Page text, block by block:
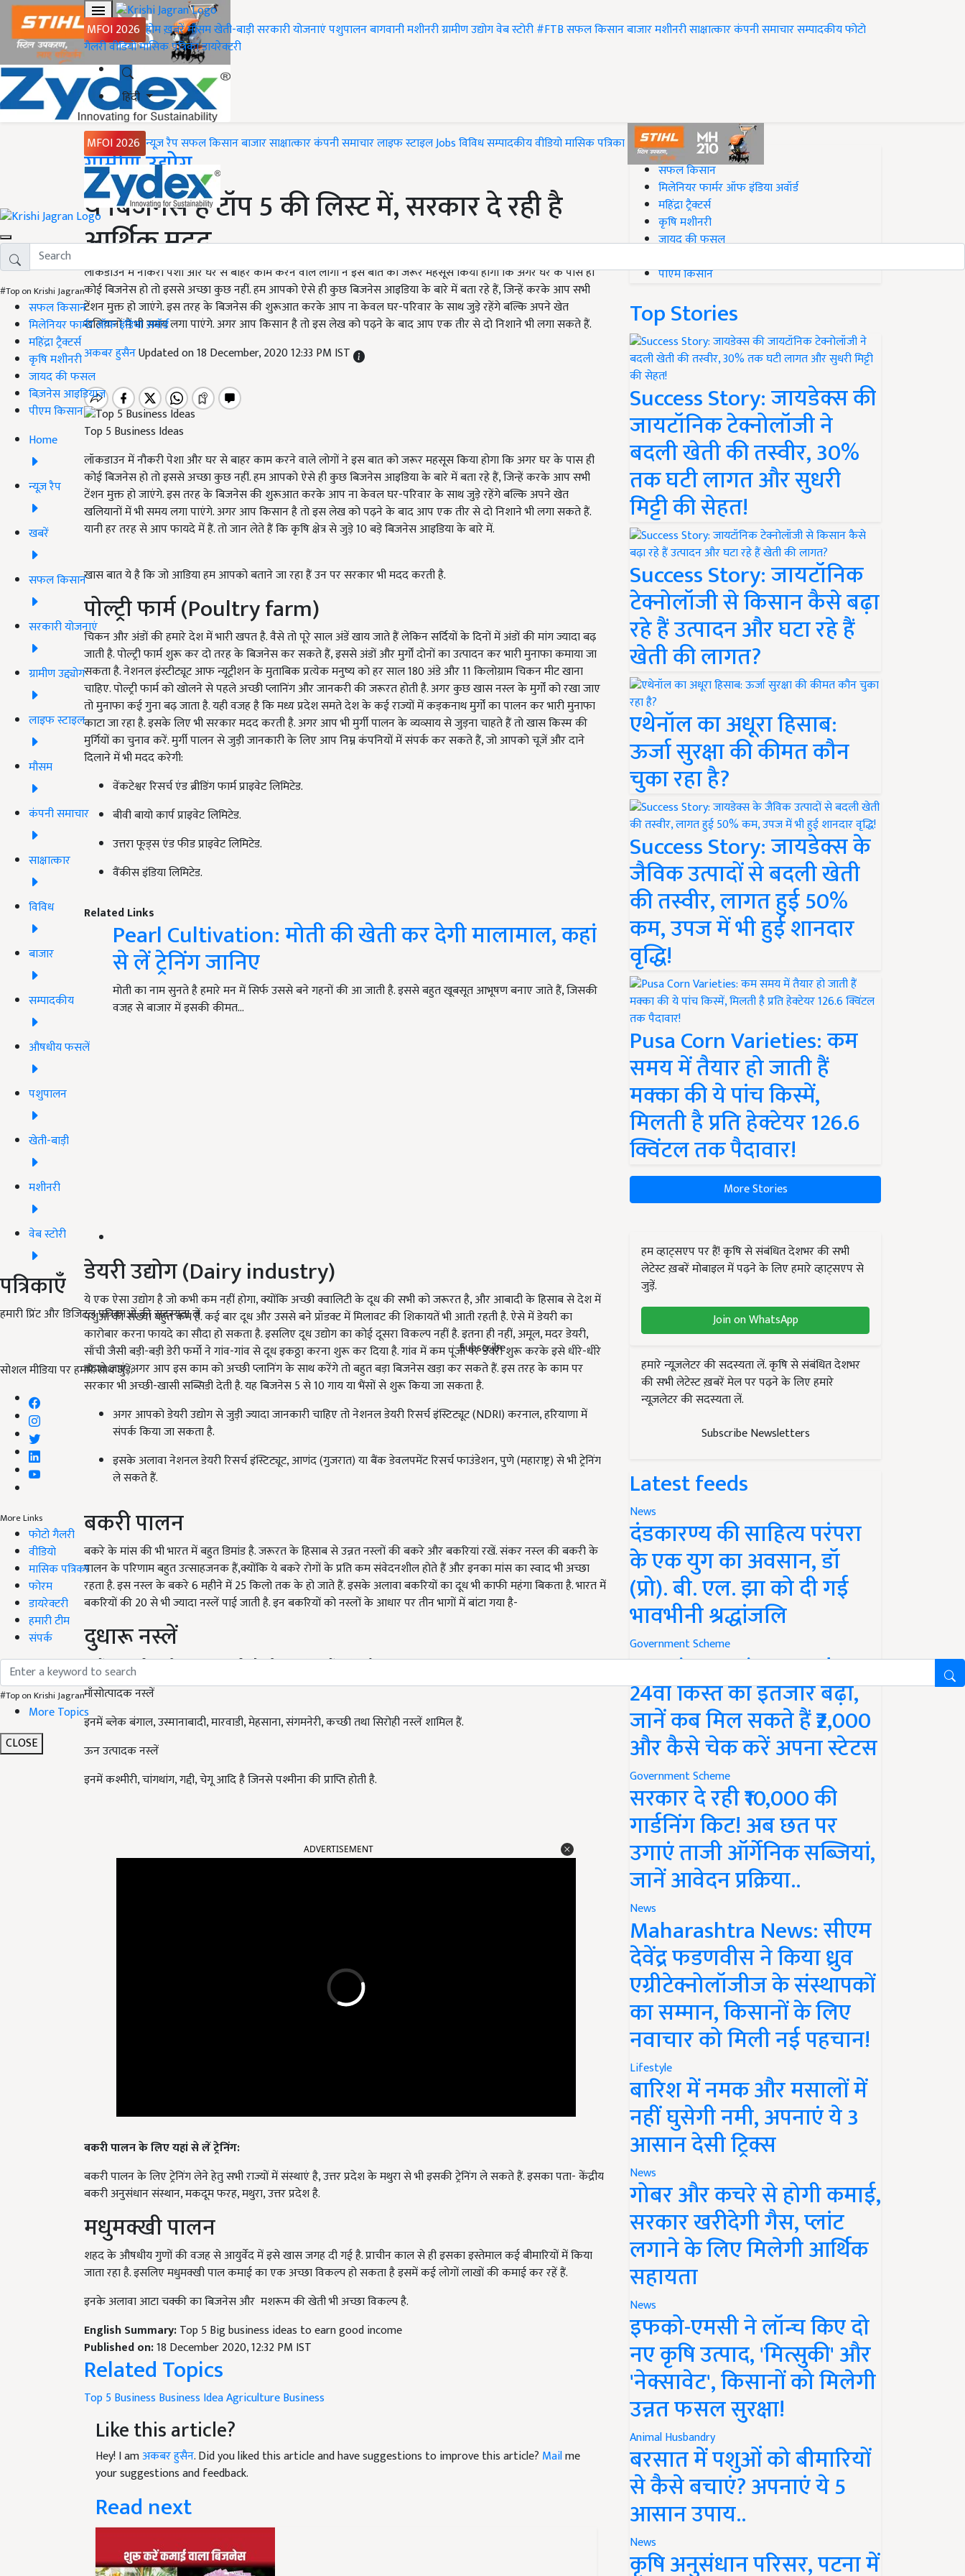
MFOI 2026 होमख़बरेंमौसमखेती-बाड़ीसरकारी योजनाएंपशुपालनबागवानीमशीनरीग्रामीण उद्योगवेब स्टोरी#FTBसफल किसानबाजारमशीनरीसाक्षात्कारकंपनी समाचारसम्पादकीयफोटो
गैलरीवीडियोमासिक पत्रिकाडायरेक्टरी
हिंदी
MFOI 2026 न्यूज़ रैपसफल किसानबाजारसाक्षात्कारकंपनी समाचारलाइफ स्टाइलJobsविविधसम्पादकीयवीडियोमासिक पत्रिका
#Top on Krishi Jagran
सफल किसान
मिलेनियर फार्मर ऑफ इंडिया अवॉर्ड
महिंद्रा ट्रैक्टर्स
कृषि मशीनरी
जायद की फसल
बिज़नेस आइडियाज
पीएम किसान
Home
न्यूज़ रैप
खबरें
सफल किसान
सरकारी योजनाएं
ग्रामीण उद्द्योग
लाइफ स्टाइल
मौसम
कंपनी समाचार
साक्षात्कार
विविध
बाजार
सम्पादकीय
औषधीय फसलें
पशुपालन
खेती-बाड़ी
मशीनरी
वेब स्टोरी
पत्रिकाएँ
हमारी प्रिंट और डिजिटल पत्रिकाओं की सदस्यता लें
Subscribe
सोशल मीडिया पर हमारे साथ जुड़ें:
More Links
फोटो गैलरी
वीडियो
मासिक पत्रिका
फोरम
डायरेक्टरी
हमारी टीम
संपर्क
#Top on Krishi Jagran
More Topics
CLOSE
Home
ग्रामीण उद्योग
ये बिजनेस हैं टॉप 5 की लिस्ट में, सरकार दे रही है
आर्थिक मदद
लॉकडाउन में नौकरी पेशा और घर से बाहर काम करने वाले लोगों ने इस बात को जरूर महसूस किया होगा कि अगर घर के पास ही
कोई बिजनेस हो तो इससे अच्छा कुछ नहीं. हम आपको ऐसे ही कुछ बिजनेस आइडिया के बारे में बता रहे हैं, जिन्हें करके आप सभी
टेंशन मुक्त हो जाएंगे. इस तरह के बिजनेस की शुरूआत करके आप ना केवल घर-परिवार के साथ जुड़े रहेंगे बल्कि अपने खेत
खलियानों में भी समय लगा पाएंगे. अगर आप किसान है तो इस लेख को पढ़ने के बाद आप एक तीर से दो निशाने भी लगा सकते हैं.
अकबर हुसैनUpdated on 18 December, 2020 12:33 PM IST
Top 5 Business Ideas
लॉकडाउन में नौकरी पेशा और घर से बाहर काम करने वाले लोगों ने इस बात को जरूर महसूस किया होगा कि अगर घर के पास ही
कोई बिजनेस हो तो इससे अच्छा कुछ नहीं. हम आपको ऐसे ही कुछ बिजनेस आइडिया के बारे में बता रहे हैं, जिन्हें करके आप सभी
टेंशन मुक्त हो जाएंगे. इस तरह के बिजनेस की शुरूआत करके आप ना केवल घर-परिवार के साथ जुड़े रहेंगे बल्कि अपने खेत
खलियानों में भी समय लगा पाएंगे. अगर आप किसान है तो इस लेख को पढ़ने के बाद आप एक तीर से दो निशाने भी लगा सकते हैं.
यानी हर तरह से आप फायदे में हैं. तो जान लेते हैं कि कृषि क्षेत्र से जुड़े 10 बड़े बिजनेस आइडिया के बारे में.
खास बात ये है कि जो आडिया हम आपको बताने जा रहा हैं उन पर सरकार भी मदद करती है.
पोल्ट्री फार्म (Poultry farm)
चिकन और अंडों की हमारे देश में भारी खपत है. वैसे तो पूरे साल अंडें खाय जाते हैं लेकिन सर्दियों के दिनों में अंडों की मांग ज्यादा बढ़
जाती है. पोल्ट्री फार्म शुरू कर दो तरह के बिजनेस कर सकते हैं, इससे अंडों और मुर्गों दोनों का उत्पादन कर भारी मुनाफा कमाया जा
सकता है. नेशनल इंस्टीट्यूट आफ न्यूट्रीशन के मुताबिक प्रत्येक मनुष्य को हर साल 180 अंडे और 11 किलोग्राम चिकन मीट खाना
चाहिए. पोल्ट्री फार्म को खोलने से पहले अच्छी प्लानिंग और जानकरी की जरूरत होती है. अगर कुछ खास नस्ल के मुर्गों को रखा जाए
तो मुनाफा कई गुना बढ़ जाता है. यही वजह है कि मध्य प्रदेश समते देश के कई राज्यों में कड़कनाथ मुर्गों का पालन कर भारी मुनाफा
काटा जा रहा है. इसके लिए भी सरकार मदद करती है. अगर आप भी मुर्गी पालन के व्यव्साय से जुड़ना चाहते हैं तो खास किस्म की
मुर्गियों का चुनाव करें. मुर्गी पालन से जुड़ी जानकारी के लिए आप निम्न कंपनियों में संपर्क कर सकते हैं, जो आपको चूजें और दाने
दिलाने में भी मदद करेगी:
वेंकटेश्वर रिसर्च एंड ब्रीडिंग फार्म प्राइवेट लिमिटेड.
बीवी बायो कार्प प्राइवेट लिमिटेड.
उत्तरा फूड्स एंड फीड प्राइवेट लिमिटेड.
वैंकीस इंडिया लिमिटेड.
Related Links
Pearl Cultivation: मोती की खेती कर देगी मालामाल, कहां
से लें ट्रेनिंग जानिए
मोती का नाम सुनते है हमारे मन में सिर्फ उससे बने गहनों की आ जाती है. इससे बहुत खूबसूत आभूषण बनाए जाते हैं, जिसकी
वजह से बाजार में इसकी कीमत…
डेयरी उद्योग (Dairy industry)
ये एक ऐसा उद्योग है जो कभी कम नहीं होगा, क्योंकि अच्छी क्वालिटी के दूध की सभी को जरूरत है, और आबादी के हिसाब से देश में
पशुओं की संख्या बहुत कम है. कई बार दूध और उससे बने प्रॉडक्ट में मिलावट की शिकायतें भी आती रहती है. ऐसे में डेयरी का
कारोबार करना फायदे का सौदा हो सकता है. इसलिए दूध उद्योग का कोई दूसरा विकल्प नहीं है. इतना ही नहीं, अमूल, मदर डेयरी,
साँची जैसी बड़ी-बड़ी डेरी फर्मो ने गांव-गांव से दूध इकठ्ठा करना शुरू कर दिया है. गांव में कम पूंजी पर डेयरी शुरू करके इसे धीरे-धीरे
बढ़ाते जाएं. अगर आप इस काम को अच्छी प्लानिंग के साथ करेंगे तो बहुत बड़ा बिजनेस खड़ा कर सकते हैं. इस तरह के काम पर
सरकार भी अच्छी-खासी सब्सिडी देती है. यह बिजनेस 5 से 10 गाय या भैंसों से शुरू किया जा सकता है.
अगर आपको डेयरी उद्योग से जुड़ी ज्यादा जानकारी चाहिए तो नेशनल डेयरी रिसर्च इंस्टिट्यूट (NDRI) करनाल, हरियाणा में
संपर्क किया जा सकता है.
इसके अलावा नेशनल डेयरी रिसर्च इंस्टिट्यूट, आणंद (गुजरात) या बैंक डेवलपमेंट रिसर्च फाउंडेशन, पुणे (महाराष्ट्र) से भी ट्रेनिंग
ले सकते हैं.
बकरी पालन
बकरे के मांस की भी भारत में बहुत डिमांड है. जरूरत के हिसाब से उन्नत नस्लों की बकरे और बकरियां रखें. संकर नस्‍ल की बकरी के
पालन के परिणाम बहुत उत्‍साहजनक हैं,क्योंकि ये बकरे रोगों के प्रति कम संवेदनशील होते हैं और इनका मांस का स्वाद भी अच्छा
रहता है. इस नस्ल के बकरे 6 महीने में 25 किलो तक के हो जाते हैं. इसके अलावा बकरियों का दूध भी काफी महंगा बिकता है. भारत में
बकरियों की 20 से भी ज्यादा नस्लें पाई जाती है. इन बकरियों को नस्लों के आधार पर तीन भागों में बांटा गया है-
दुधारू नस्लें
इसमें जमुनापारी, सूरती, जखराना, बरबरी और बीटल आदि नस्लें शामिल हैं.
माँसोत्पादक नस्लें
इनमें ब्लेक बंगाल, उस्मानाबादी, मारवाडी, मेहसाना, संगमनेरी, कच्छी तथा सिरोही नस्लें शामिल हैं.
ऊन उत्पादक नस्लें
इनमें कश्मीरी, चांगथांग, गद्दी, चेगू आदि है जिनसे पश्मीना की प्राप्ति होती है.
बकरी पालन के लिए ट्रेनिंग लेने हेतु सभी राज्यों में संस्थाएं है, उत्तर प्रदेश के मथुरा से भी इसकी ट्रेनिंग ले सकते हैं. इसका पता- केंद्रीय
बकरी अनुसंधान संस्थान, मकदूम फरह, मथुरा, उत्तर प्रदेश है.
मधुमक्खी पालन
शहद के औषधीय गुणों की वजह से आयुर्वेद में इसे खास जगह दी गई है. प्राचीन काल से ही इसका इस्तेमाल कई बीमारियों में किया
जाता रहा है. इसलिए मधुमक्खी पाल कमाई का एक अच्छा विकल्प हो सकता है इसमें कई लोगों लाखों की कमाई कर रहें हैं.
इनके अलावा आटा चक्की का बिजनेस और मशरूम की खेती भी अच्छा विकल्प है.
Published on:18 December 2020, 12:32 PM IST
Related Topics
Top 5 Business Business Idea
Like this article?
Hey! I amअकबर हुसैन. Did you liked this article and have suggestions to improve this article?
your suggestions and feedback.
Read next
#Top on Krishi Jagran
सफल किसान
मिलेनियर फार्मर ऑफ इंडिया अवॉर्ड
महिंद्रा ट्रैक्टर्स
कृषि मशीनरी
जायद की फसल
पीएम किसान
Top Stories
Success Story: जायडेक्स की
जायटॉनिक टेक्नोलॉजी ने
बदली खेती की तस्वीर, 30%
तक घटी लागत और सुधरी
मिट्टी की सेहत!
Success Story: जायटॉनिक
टेक्नोलॉजी से किसान कैसे बढ़ा
रहे हैं उत्पादन और घटा रहे हैं
खेती की लागत?
एथेनॉल का अधूरा हिसाब:
ऊर्जा सुरक्षा की कीमत कौन
चुका रहा है?
Success Story: जायडेक्स के
जैविक उत्पादों से बदली खेती
की तस्वीर, लागत हुई 50%
कम, उपज में भी हुई शानदार
वृद्धि!
Pusa Corn Varieties: कम
समय में तैयार हो जाती हैं
मक्का की ये पांच किस्में,
मिलती है प्रति हेक्टेयर 126.6
क्विंटल तक पैदावार!
More Stories
हम व्हाट्सएप पर हैं! कृषि से संबंधित देशभर की सभी
लेटेस्ट ख़बरें मोबाइल में पढ़ने के लिए हमारे व्हाट्सएप से
जुड़ें.
Join on WhatsApp
हमारे न्यूज़लेटर की सदस्यता लें. कृषि से संबंधित देशभर
की सभी लेटेस्ट ख़बरें मेल पर पढ़ने के लिए हमारे
न्यूज़लेटर की सदस्यता लें.
Subscribe Newsletters
Latest feeds
News
दंडकारण्य की साहित्य परंपरा
के एक युग का अवसान, डॉ
(प्रो). बी. एल. झा को दी गई
भावभीनी श्रद्धांजलि
Government Scheme
PM Kisan Yojana Update:
24वीं किस्त का इंतजार बढ़ा,
जानें कब मिल सकते हैं ₹2,000
और कैसे चेक करें अपना स्टेटस
Government Scheme
सरकार दे रही ₹10,000 की
गार्डनिंग किट! अब छत पर
उगाएं ताजी ऑर्गेनिक सब्जियां,
जानें आवेदन प्रक्रिया..
News
Maharashtra News: सीएम
देवेंद्र फडणवीस ने किया ध्रुव
एग्रीटेक्नोलॉजीज के संस्थापकों
का सम्मान, किसानों के लिए
नवाचार को मिली नई पहचान!
Lifestyle
बारिश में नमक और मसालों में
नहीं घुसेगी नमी, अपनाएं ये 3
आसान देसी ट्रिक्स
News
गोबर और कचरे से होगी कमाई,
सरकार खरीदेगी गैस, प्लांट
लगाने के लिए मिलेगी आर्थिक
सहायता
News
इफको-एमसी ने लॉन्च किए दो
नए कृषि उत्पाद, 'मित्सुकी' और
'नेक्सावेट', किसानों को मिलेगी
उन्नत फसल सुरक्षा!
Animal Husbandry
बरसात में पशुओं को बीमारियों
से कैसे बचाएं? अपनाएं ये 5
आसान उपाय..
News
कृषि अनुसंधान परिसर, पटना में